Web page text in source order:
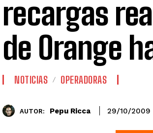
recargas
de Orange
NOTICIAS OPERADORAS
AUTOR: Pepu Ricca 29/10/2009